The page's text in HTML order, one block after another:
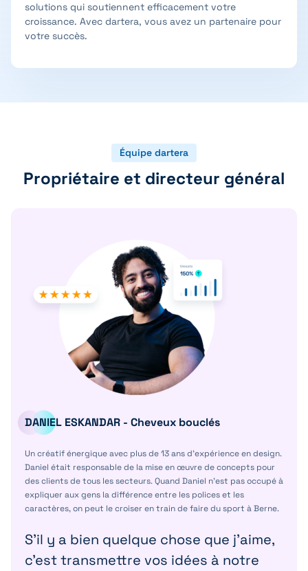
solutions qui soutiennent efficacement votre
croissance. Avec dartera, vous avez un partenaire pour
votre succès.
Équipe dartera
Propriétaire et directeur général
DANIEL ESKANDAR - Cheveux bouclés
Un créatif énergique avec plus de 13 ans d’expérience en design.
Daniel était responsable de la mise en œuvre de concepts pour
des clients de tous les secteurs. Quand Daniel n’est pas occupé à
expliquer aux gens la différence entre les polices et les
caractères, on peut le croiser en train de faire du sport à Berne.
S’il y a bien quelque chose que j’aime,
c’est transmettre vos idées à notre